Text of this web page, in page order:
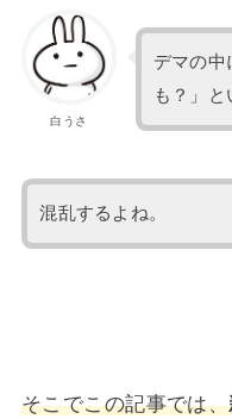
白うさ
デマの中
も？」
混乱するよね。
そこでこの記事では、